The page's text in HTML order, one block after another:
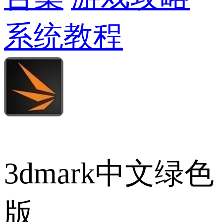
系统教程
3dmark中文绿色
版